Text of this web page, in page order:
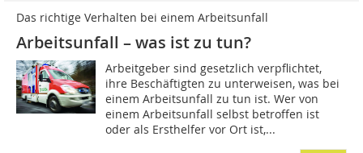
Das richtige Verhalten bei einem Arbeitsunfall
Arbeitsunfall – was ist zu tun?
Arbeitgeber sind gesetzlich verpflichtet,
ihre Beschäftigten zu unterweisen, was bei
einem Arbeitsunfall zu tun ist. Wer von
einem Arbeitsunfall selbst betroffen ist
oder als Ersthelfer vor Ort ist,...